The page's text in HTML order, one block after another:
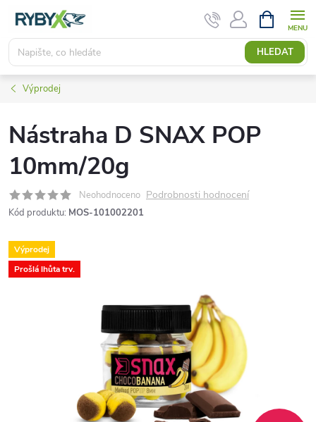
obsah
HLEDAT
NÁKUPNÍ
KOŠÍK
Výprodej
Nástraha D SNAX POP
10mm/20g
Neohodnoceno Podrobnosti hodnocení
Kód produktu: MOS-101002201
Výprodej
Prošlá lhůta trv.